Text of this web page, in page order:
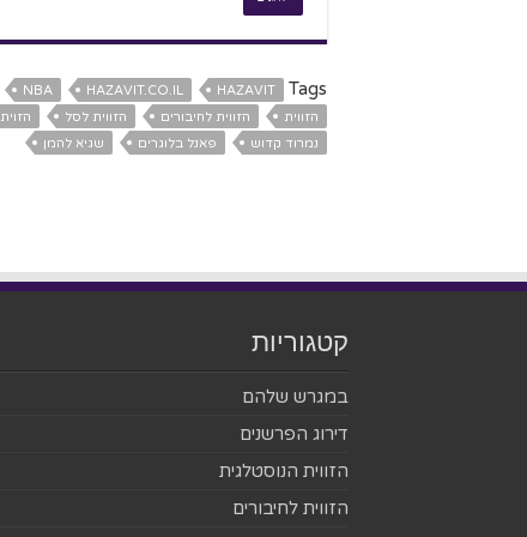
Tags
HAZAVIT
HAZAVIT.CO.IL
NBA
הזווית
הזווית לחיבורים הזווית לסל הזוית
נמרוד קדוש
פאנל בלוגרים שגיא להמן
קטגוריות
במגרש שלהם
דירוג הפרשנים
הזווית הנוסטלגית
הזווית לחיבורים